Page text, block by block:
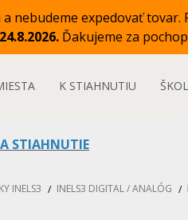
nebudeme expedovať tovar.
Ďakujeme za
K STIAHNUTIU
STIAHNUTIE
INELS3 INELS3 DIGITAL / ANALÓG